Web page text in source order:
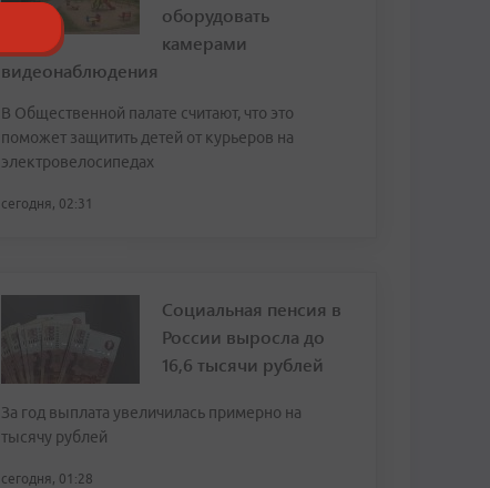
оборудовать
камерами
видеонаблюдения
В Общественной палате считают, что это
поможет защитить детей от курьеров на
электровелосипедах
сегодня, 02:31
Социальная пенсия в
России выросла до
16,6 тысячи рублей
За год выплата увеличилась примерно на
тысячу рублей
сегодня, 01:28